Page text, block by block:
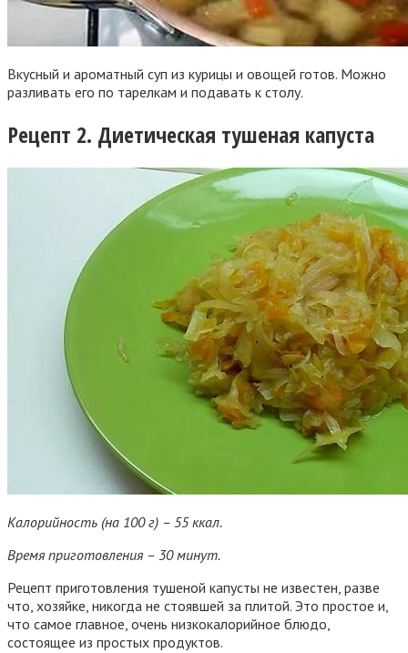
Вкусный и ароматный суп из курицы и овощей готов. Можно
разливать его по тарелкам и подавать к столу.
Рецепт 2. Диетическая тушеная капуста
Калорийность (на 100 г) – 55 ккал.
Время приготовления – 30 минут.
Рецепт приготовления тушеной капусты не известен, разве
что, хозяйке, никогда не стоявшей за плитой. Это простое и,
что самое главное, очень низкокалорийное блюдо,
состоящее из простых продуктов.